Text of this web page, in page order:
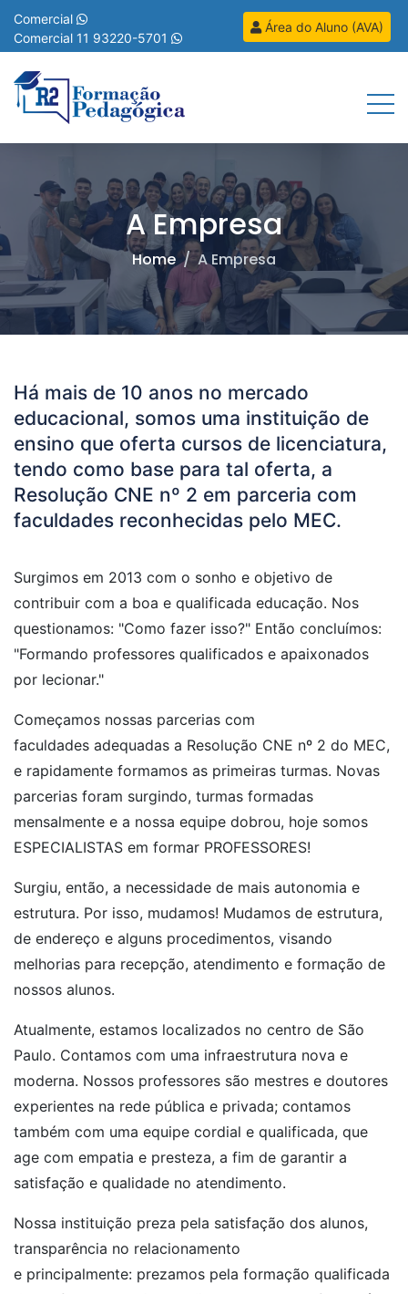
R2 Formação
Comercial
Comercial 11 93220-5701
Área do Aluno (AVA)
Menu
A Empresa
Home A Empresa
Há mais de 10 anos no mercado
educacional, somos uma instituição de
ensino que oferta cursos de licenciatura,
tendo como base para tal oferta, a
Resolução CNE nº 2 em parceria com
faculdades reconhecidas pelo MEC.
Surgimos em 2013 com o sonho e objetivo de
contribuir com a boa e qualificada educação. Nos
questionamos: "Como fazer isso?" Então concluímos:
"Formando professores qualificados e apaixonados
por lecionar."
Começamos nossas parcerias com
faculdades adequadas a Resolução CNE nº 2 do MEC,
e rapidamente formamos as primeiras turmas. Novas
parcerias foram surgindo, turmas formadas
mensalmente e a nossa equipe dobrou, hoje somos
ESPECIALISTAS em formar PROFESSORES!
Surgiu, então, a necessidade de mais autonomia e
estrutura. Por isso, mudamos! Mudamos de estrutura,
de endereço e alguns procedimentos, visando
melhorias para recepção, atendimento e formação de
nossos alunos.
Atualmente, estamos localizados no centro de São
Paulo. Contamos com uma infraestrutura nova e
moderna. Nossos professores são mestres e doutores
experientes na rede pública e privada; contamos
também com uma equipe cordial e qualificada, que
age com empatia e presteza, a fim de garantir a
satisfação e qualidade no atendimento.
Nossa instituição preza pela satisfação dos alunos,
transparência no relacionamento
e principalmente: prezamos pela formação qualificada